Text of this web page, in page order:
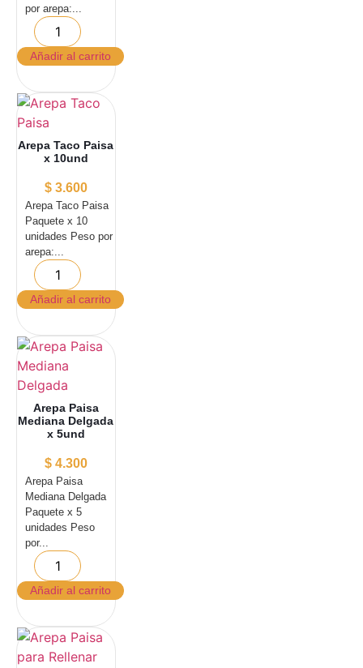
por arepa:...
Añadir al carrito
Arepa Taco Paisa
x 10und
$3.600
Arepa Taco Paisa
Paquete x 10
unidades Peso por
arepa:...
Añadir al carrito
Arepa Paisa
Mediana Delgada
x 5und
$4.300
Arepa Paisa
Mediana Delgada
Paquete x 5
unidades Peso
por...
Añadir al carrito